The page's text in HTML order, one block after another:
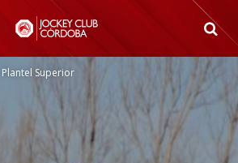
Plantel Superior